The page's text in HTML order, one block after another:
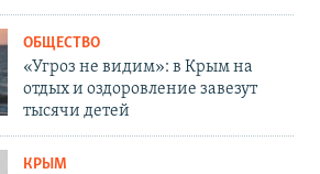
ОБЩЕСТВО
«Угроз не видим»: в Крым на
отдых и оздоровление завезут
тысячи детей
КРЫМ